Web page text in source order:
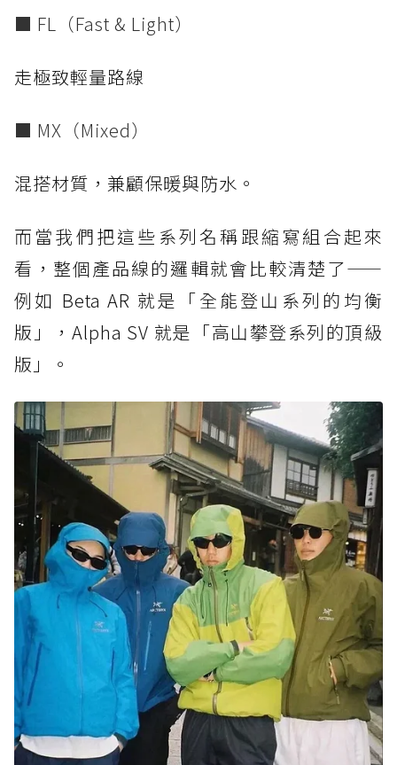
■ FL（Fast & Light）
走極致輕量路線
■ MX（Mixed）
混搭材質，兼顧保暖與防水。
而當我們把這些系列名稱跟縮寫組合起來
看，整個產品線的邏輯就會比較清楚了——
例如 Beta AR 就是「全能登山系列的均衡
版」，Alpha SV 就是「高山攀登系列的頂級
版」。